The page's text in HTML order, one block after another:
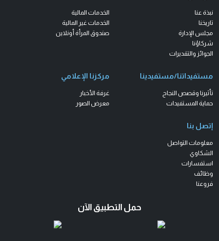
نبذة عنا
تاريخنا
مجلس الإدارة
شركاؤنا
الجوائز والتقديرات
الخدمات المالية
الخدمات غير المالية
صندوق المرأة أونلاين
مستفيداتنا/مستفيدينا
تأثيرنا وقصص النجاح
حماية المستفيدات
مركزنا الإعلامي
غرفة الأخبار
معرض الصور
إتصل بنا
معلومات التواصل
الشكاوي
استفسارات
وظائف
فروعنا
حمل التطبيق الآن